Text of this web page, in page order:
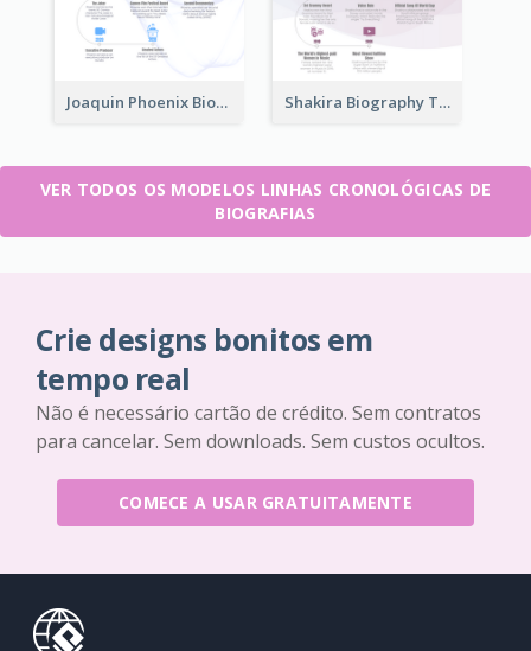
Joaquin Phoenix Biography Timeline Shakira Biography Timeline
VER TODOS OS MODELOS LINHAS CRONOLÓGICAS DE
BIOGRAFIAS
Crie designs bonitos em
tempo real
Não é necessário cartão de crédito. Sem contratos
para cancelar. Sem downloads. Sem custos ocultos.
COMECE A USAR GRATUITAMENTE